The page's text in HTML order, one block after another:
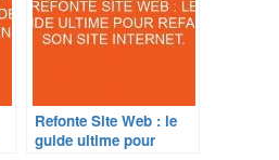
Refonte Site Web : le
guide ultime pour